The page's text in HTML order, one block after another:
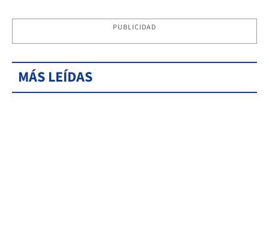
PUBLICIDAD
MÁS LEÍDAS